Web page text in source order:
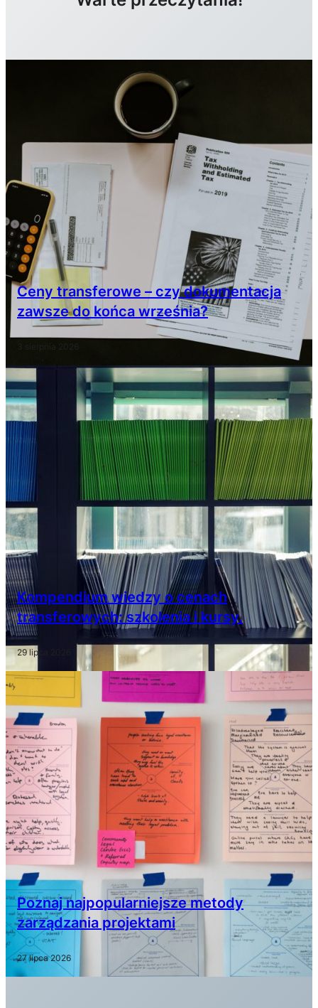
Ceny transferowe – czy dokumentacja
zawsze do końca września?
3 sierpnia 2026
Kompendium wiedzy o cenach
transferowych: szkolenia i kursy.
29 lipca 2026
Poznaj najpopularniejsze metody
zarządzania projektami
27 lipca 2026